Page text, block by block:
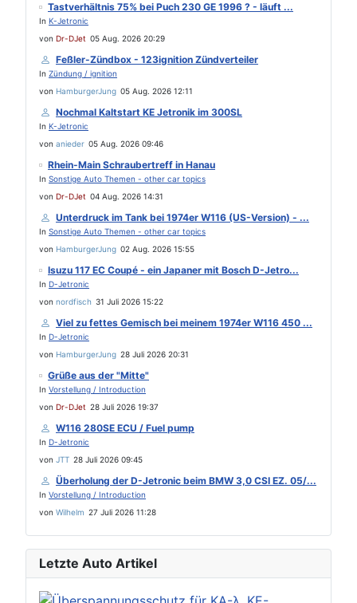
Tastverhältnis 75% bei Puch 230 GE 1996 ? - läuft ...
In K-Jetronic
von Dr-DJet 05 Aug. 2026 20:29
Feßler-Zündbox - 123ignition Zündverteiler
In Zündung / ignition
von HamburgerJung 05 Aug. 2026 12:11
Nochmal Kaltstart KE Jetronik im 300SL
In K-Jetronic
von anieder 05 Aug. 2026 09:46
Rhein-Main Schraubertreff in Hanau
In Sonstige Auto Themen - other car topics
von Dr-DJet 04 Aug. 2026 14:31
Unterdruck im Tank bei 1974er W116 (US-Version) - ...
In Sonstige Auto Themen - other car topics
von HamburgerJung 02 Aug. 2026 15:55
Isuzu 117 EC Coupé - ein Japaner mit Bosch D-Jetro...
In D-Jetronic
von nordfisch 31 Juli 2026 15:22
Viel zu fettes Gemisch bei meinem 1974er W116 450 ...
In D-Jetronic
von HamburgerJung 28 Juli 2026 20:31
Grüße aus der "Mitte"
In Vorstellung / Introduction
von Dr-DJet 28 Juli 2026 19:37
W116 280SE ECU / Fuel pump
In D-Jetronic
von JTT 28 Juli 2026 09:45
Überholung der D-Jetronic beim BMW 3,0 CSI EZ. 05/...
In Vorstellung / Introduction
von Wilhelm 27 Juli 2026 11:28
Letzte Auto Artikel